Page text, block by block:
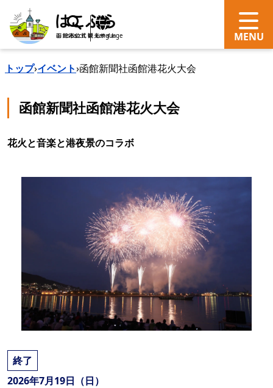
search Language
トップ›イベント›函館新聞社函館港花火大会
函館新聞社函館港花火大会
花火と音楽と港夜景のコラボ
終了
2026年7月19日（日）